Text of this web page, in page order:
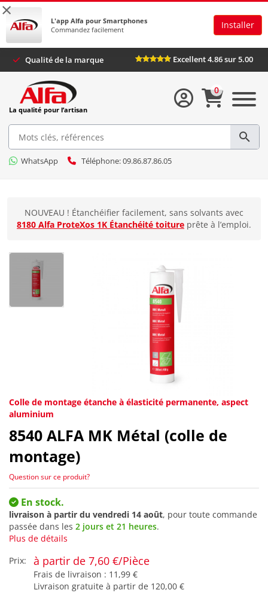
×
L'app Alfa pour Smartphones
Commandez facilement
Installer
Qualité de la marque Excellent 4.86 sur 5.00
La qualité pour l’artisan
WhatsApp Téléphone: 09.86.87.86.05
0
NOUVEAU ! Étanchéifier facilement, sans solvants avec
8180 Alfa ProteXos 1K Étanchéité toiture prête à l’emploi.
Colle de montage étanche à élasticité permanente, aspect
aluminium
8540 ALFA MK Métal (colle de
montage)
Question sur ce produit?
En stock.
livraison à partir du vendredi 14 août, pour toute commande
passée dans les 2 jours et 21 heures.
Plus de détails
Prix:
à partir de 7,60 €/Pièce
Frais de livraison : 11,99 €
Livraison gratuite à partir de 120,00 €